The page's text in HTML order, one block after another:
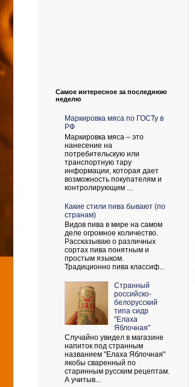
Самое интересное за последнюю
неделю
Маркировка мяса по ГОСТу в
РФ
Маркировка мяса – это
нанесение на
потребительскую или
транспортную тару
информации, которая дает
возможность покупателям и
контролирующим ...
Какие стили пива бывают (по
странам)
Видов пива в мире на самом
деле огромное количество.
Рассказываю о различных
сортах пива понятным и
простым языком.
Традиционно пива классиф...
Странный
российско-
белорусский
типа сидр
"Елаха
Яблочная"
Случайно увидел в магазине
напиток под странным
названием "Елаха Яблочная"
якобы сваренный по
старинным русским рецептам.
А учитыв...